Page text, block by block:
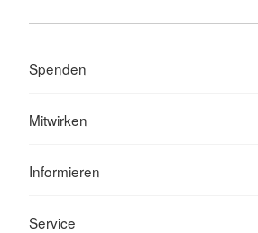
Spenden
Mitwirken
Informieren
Service